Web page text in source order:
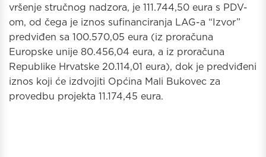
vršenje stručnog nadzora, je 111.744,50 eura s PDV-
om, od čega je iznos sufinanciranja LAG-a “Izvor”
predviđen sa 100.570,05 eura (iz proračuna
Europske unije 80.456,04 eura, a iz proračuna
Republike Hrvatske 20.114,01 eura), dok je predviđeni
iznos koji će izdvojiti Općina Mali Bukovec za
provedbu projekta 11.174,45 eura.